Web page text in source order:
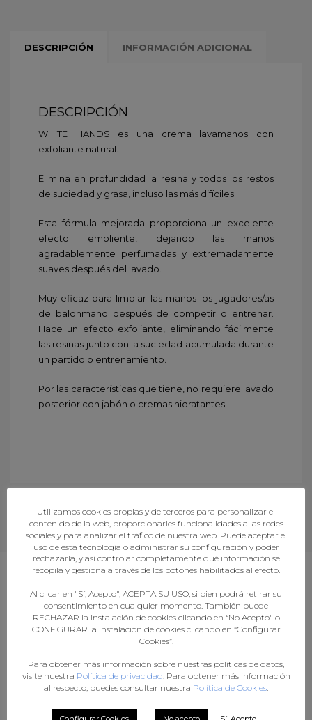
DESCRIPCIÓN INFORMACIÓN ADICIONAL
DESCRIPCIÓN
WHITE HANDS es una crema lavamanos con
exfoliante natural.
Elimina en profundidad la resina y todos los restos
de suciedad y grasa, incluso las más difíciles.
Esta fórmula mejorada proporciona un excelente
efecto emoliente, dejando las manos
agradablemente perfumadas y extremadamente
suaves después del lavado.
Muy eficaz para limpiar las manos los jugadores/as
de balonmano después de competir o entrenar.
Hace un efecto exfoliante, eliminando fácilmente
las resinas junto con la suciedad acumulada durante
un partido o entrenamiento.
Por las características que tiene, no requiere lavado
posterior con jabón o cremas hidratantes.
TAMBIÉN TE
RECOMENDAMOS…
Utilizamos cookies propias y de terceros para personalizar el
contenido de la web, proporcionarles funcionalidades a las redes
sociales y para analizar el tráfico de nuestra web. Puede aceptar el
uso de esta tecnología o administrar su configuración y poder
rechazarla, y así controlar completamente qué información se
recopila y gestiona a través de los botones habilitados al efecto.
Al clicar en "Sí, Acepto", ACEPTA SU USO, si bien podrá retirar su
consentimiento en cualquier momento. También puede
RECHAZAR la instalación de cookies clicando en “No Acepto" o
CONFIGURAR la instalación de cookies clicando en “Configurar
Cookies”.
Para obtener más información sobre nuestras políticas de datos,
visite nuestra Política de privacidad. Para obtener más información
al respecto, puedes consultar nuestra Política de Cookies.